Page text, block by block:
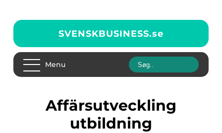
SVENSKBUSINESS.se
Menu
affärsutveckling
utbildning